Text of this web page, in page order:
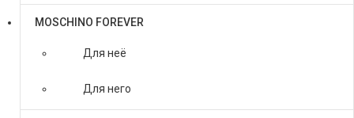
MOSCHINO FOREVER
Для неё
Для него